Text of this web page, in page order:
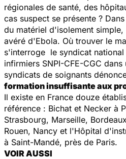
régionales de santé, des
cas suspect se présente ?
du matériel d'isolement
avéré d'Ebola. Où trouver le
s'interroge le syndicat
infirmiers SNPI-CFE-CGC
syndicats de soignants
formation insuffisante aux
Il existe en France douze
référence : Bichat et Necker à
Strasbourg, Marseille,
Rouen, Nancy et l'Hôpital
à Saint-Mandé, près de Paris.
VOIR AUSSI